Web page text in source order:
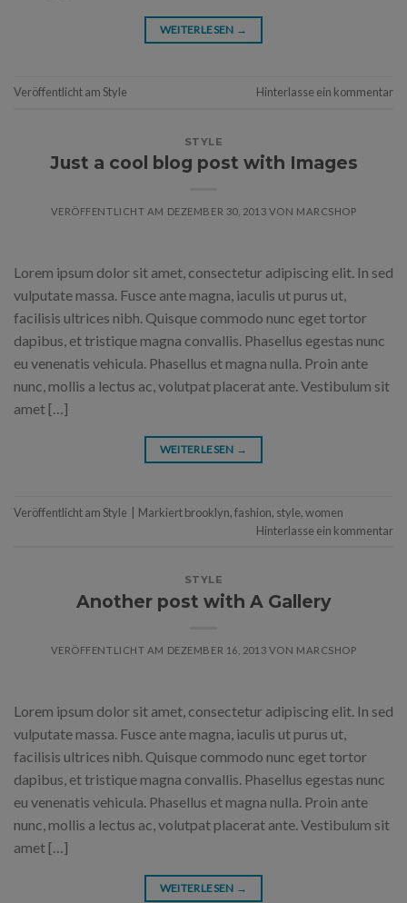
WEITERLESEN →
Veröffentlicht amStyle Hinterlasse ein kommentar
STYLE
Just a cool blog post with Images
VERÖFFENTLICHT AM DEZEMBER 30, 2013 VON MARCSHOP
Lorem ipsum dolor sit amet, consectetur adipiscing elit. In sed
vulputate massa. Fusce ante magna, iaculis ut purus ut,
facilisis ultrices nibh. Quisque commodo nunc eget tortor
dapibus, et tristique magna convallis. Phasellus egestas nunc
eu venenatis vehicula. Phasellus et magna nulla. Proin ante
nunc, mollis a lectus ac, volutpat placerat ante. Vestibulum sit
amet […]
WEITERLESEN →
Veröffentlicht amStyle Markiertbrooklyn,fashion, style,women
Hinterlasse ein kommentar
STYLE
Another post with A Gallery
VERÖFFENTLICHT AM DEZEMBER 16, 2013 VON MARCSHOP
Lorem ipsum dolor sit amet, consectetur adipiscing elit. In sed
vulputate massa. Fusce ante magna, iaculis ut purus ut,
facilisis ultrices nibh. Quisque commodo nunc eget tortor
dapibus, et tristique magna convallis. Phasellus egestas nunc
eu venenatis vehicula. Phasellus et magna nulla. Proin ante
nunc, mollis a lectus ac, volutpat placerat ante. Vestibulum sit
amet […]
WEITERLESEN →